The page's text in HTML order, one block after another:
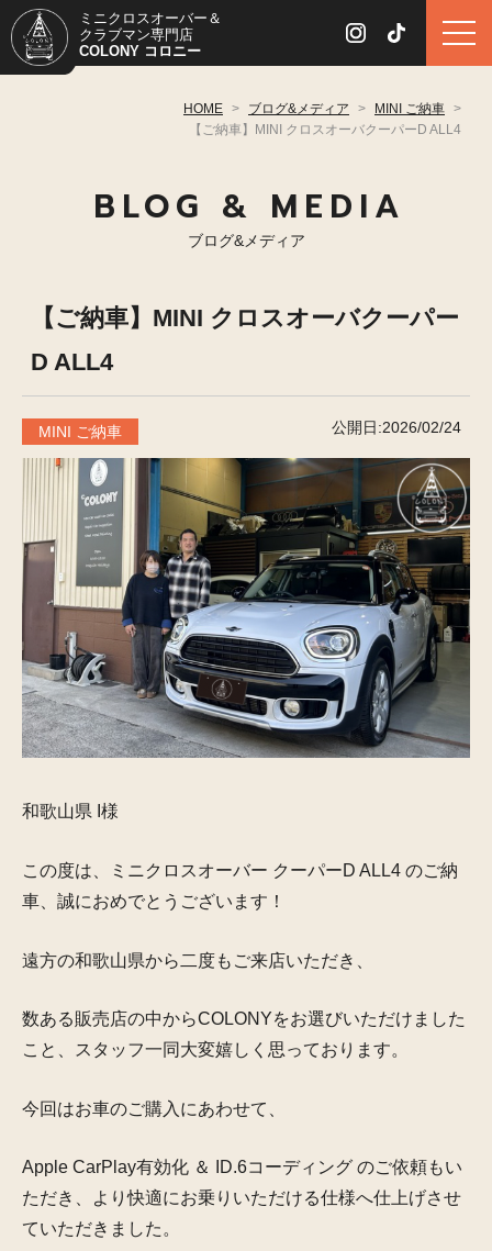
ミニクロスオーバー＆
クラブマン専門店
COLONY コロニー
HOME > ブログ&メディア > MINI ご納車 >
【ご納車】MINI クロスオーバクーパーD ALL4
BLOG & MEDIA
ブログ&メディア
【ご納車】MINI クロスオーバクーパー
D ALL4
MINI ご納車 公開日:2026/02/24
和歌山県 I様
この度は、ミニクロスオーバー クーパーD ALL4 のご納
車、誠におめでとうございます！
遠方の和歌山県から二度もご来店いただき、
数ある販売店の中からCOLONYをお選びいただけました
こと、スタッフ一同大変嬉しく思っております。
今回はお車のご購入にあわせて、
Apple CarPlay有効化 ＆ ID.6コーディング のご依頼もい
ただき、より快適にお乗りいただける仕様へ仕上げさせ
ていただきました。